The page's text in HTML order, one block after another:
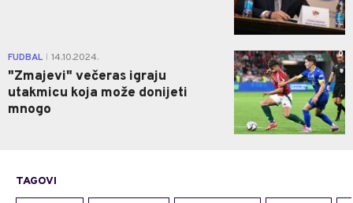
FUDBAL 14.10.2024.
"Zmajevi" večeras igraju
utakmicu koja može donijeti
mnogo
0
TAGOVI